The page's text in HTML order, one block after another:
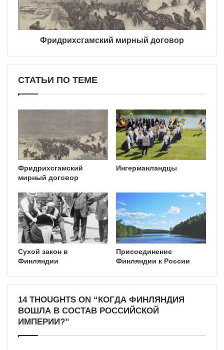
Фридрихсгамский мирный договор
СТАТЬИ ПО ТЕМЕ
Фридрихсгамский
мирный договор
Ингерманландцы
Сухой закон в
Финляндии
Присоединение
Финляндии к России
14 THOUGHTS ON “КОГДА ФИНЛЯНДИЯ
ВОШЛА В СОСТАВ РОССИЙСКОЙ
ИМПЕРИИ?”